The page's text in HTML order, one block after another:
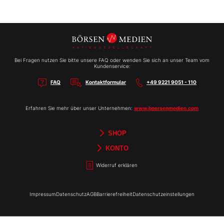
Bei Fragen nutzen Sie bitte unsere FAQ oder wenden Sie sich an unser Team vom
Kundenservice:
FAQ Kontaktformular +49 9221 9051 - 110
Erfahren Sie mehr über unser Unternehmen: www.boersenmedien.com
SHOP
Börsenbriefe
Aktien-Reports
HEBELTRADER
TradingDay
Newsletter
Merchandise
Gutscheine
KONTO
Widerruf erklären
ImpressumDatenschutzAGBBarrierefreiheitDatenschutzeinstellungen